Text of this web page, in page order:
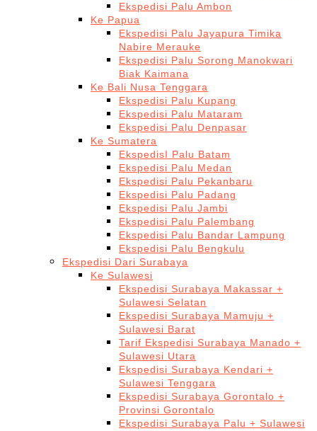
Ekspedisi Palu Ambon
Ke Papua
Ekspedisi Palu Jayapura Timika
Nabire Merauke
Ekspedisi Palu Sorong Manokwari
Biak Kaimana
Ke Bali Nusa Tenggara
Ekspedisi Palu Kupang
Ekspedisi Palu Mataram
Ekspedisi Palu Denpasar
Ke Sumatera
EkspedisI Palu Batam
Ekspedisi Palu Medan
Ekspedisi Palu Pekanbaru
Ekspedisi Palu Padang
Ekspedisi Palu Jambi
Ekspedisi Palu Palembang
Ekspedisi Palu Bandar Lampung
Ekspedisi Palu Bengkulu
Ekspedisi Dari Surabaya
Ke Sulawesi
Ekspedisi Surabaya Makassar +
Sulawesi Selatan
Ekspedisi Surabaya Mamuju +
Sulawesi Barat
Tarif Ekspedisi Surabaya Manado +
Sulawesi Utara
Ekspedisi Surabaya Kendari +
Sulawesi Tenggara
Ekspedisi Surabaya Gorontalo +
Provinsi Gorontalo
Ekspedisi Surabaya Palu + Sulawesi